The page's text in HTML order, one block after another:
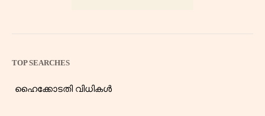
TOP SEARCHES
ഹൈക്കോടതി വിധികൾ